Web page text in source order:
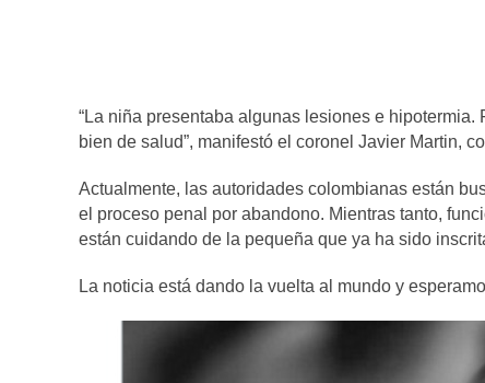
“La niña presentaba algunas lesiones e
bien de salud”, manifestó el coronel Javier Martin,
Actualmente, las autoridades colombianas están
el proceso penal por abandono. Mientras tanto,
están cuidando de la pequeña que ya ha sido
La noticia está dando la vuelta al mundo y